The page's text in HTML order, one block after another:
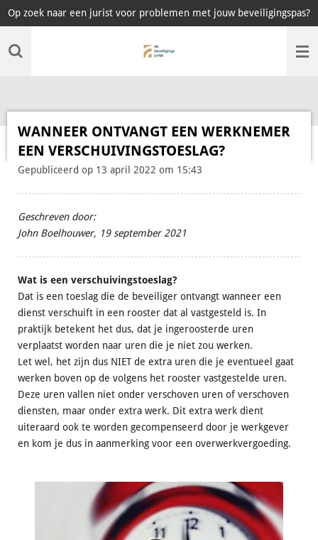
Ga
naar
hoofdinhoud
Op zoek naar een jurist voor problemen met jouw beveiligingspas?
WANNEER ONTVANGT EEN WERKNEMER
EEN VERSCHUIVINGSTOESLAG?
Gepubliceerd op 13 april 2022 om 15:43
Geschreven door:
John Boelhouwer, 19 september 2021
Wat is een verschuivingstoeslag?
Dat is een toeslag die de beveiliger ontvangt wanneer een
dienst verschuift in een rooster dat al vastgesteld is. In
praktijk betekent het dus, dat je ingeroosterde uren
verplaatst worden naar uren die je niet zou werken.
Let wel, het zijn dus NIET de extra uren die je eventueel gaat
werken boven op de volgens het rooster vastgestelde uren.
Deze uren vallen niet onder verschoven uren of verschoven
diensten, maar onder extra werk. Dit extra werk dient
uiteraard ook te worden gecompenseerd door je werkgever
en kom je dus in aanmerking voor een overwerkvergoeding.